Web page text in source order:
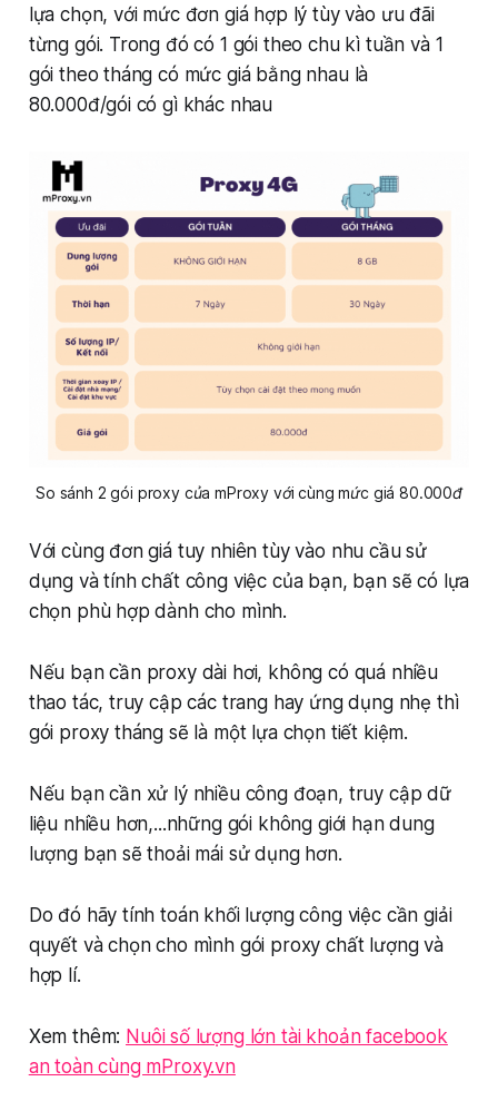
lựa chọn, với mức đơn giá hợp lý tùy vào ưu đãi
từng gói. Trong đó có 1 gói theo chu kì tuần và 1
gói theo tháng có mức giá bằng nhau là
80.000đ/gói có gì khác nhau
So sánh 2 gói proxy của mProxy với cùng mức giá 80.000đ
Với cùng đơn giá tuy nhiên tùy vào nhu cầu sử
dụng và tính chất công việc của bạn, bạn sẽ có lựa
chọn phù hợp dành cho mình.
Nếu bạn cần proxy dài hơi, không có quá nhiều
thao tác, truy cập các trang hay ứng dụng nhẹ thì
gói proxy tháng sẽ là một lựa chọn tiết kiệm.
Nếu bạn cần xử lý nhiều công đoạn, truy cập dữ
liệu nhiều hơn,...những gói không giới hạn dung
lượng bạn sẽ thoải mái sử dụng hơn.
Do đó hãy tính toán khối lượng công việc cần giải
quyết và chọn cho mình gói proxy chất lượng và
hợp lí.
Xem thêm: Nuôi số lượng lớn tài khoản facebook
an toàn cùng mProxy.vn